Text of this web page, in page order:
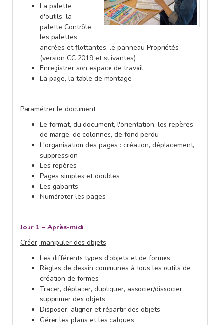
La palette
d'outils, la
palette Contrôle,
les palettes
ancrées et flottantes, le panneau Propriétés
(version CC 2019 et suivantes)
Enregistrer son espace de travail
La page, la table de montage
Paramétrer le document
Le format, du document, l'orientation, les repères
de marge, de colonnes, de fond perdu
L'organisation des pages : création, déplacement,
suppression
Les repères
Pages simples et doubles
Les gabarits
Numéroter les pages
Jour 1 – Après-midi
Créer, manipuler des objets
Les différents types d'objets et de formes
Règles de dessin communes à tous les outils de
création de formes
Tracer, déplacer, dupliquer, associer/dissocier,
supprimer des objets
Disposer, aligner et répartir des objets
Gérer les plans et les calques